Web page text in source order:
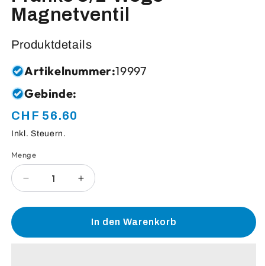
Magnetventil
Produktdetails
Artikelnummer:19997
Gebinde:
Normaler
Preis
CHF 56.60
Inkl. Steuern.
Anzahl
Menge
Verringere
die
Menge
Erhöhe
die
Menge
fürIn den Warenkorb